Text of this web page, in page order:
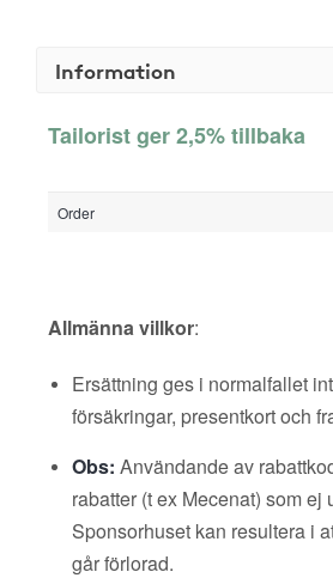
Information
Tailorist ger 2,5% tillbaka
Order
Allmänna villkor:
Ersättning ges i normalfallet
försäkringar, presentkort och
Obs: Användande av
rabatter (t ex Mecenat) som ej
Sponsorhuset kan resultera i
går förlorad.